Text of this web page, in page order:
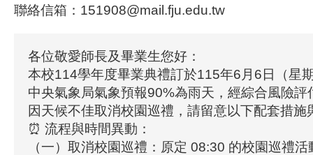
聯絡信箱：151908@mail.fju.edu.tw
各位敬愛師長及畢業生您好：
本校114學年度畢業典禮訂於115年6月6日（星
中央氣象局氣象預報90%為雨天，經綜合風險評
因天候不佳取消校園巡禮，請留意以下配套措施
⏰ 流程與時間異動：
（一）取消校園巡禮：原定 08:30 的校園巡禮